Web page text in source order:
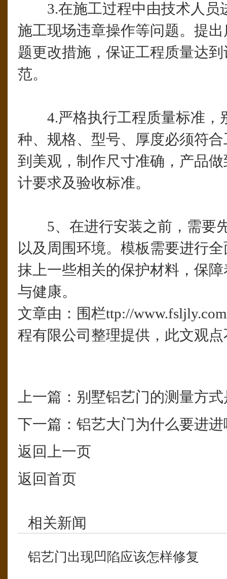
3.在施工过程中由技术人员
施工现场违章操作等问题。提
题更改措施，保证工程质量达
范。
4.严格执行工程质量标准，
种、规格、型号、厚度必须符
到美观，制作尺寸准确，产品
计要求及验收标准。
5、在进行安装之前，需要
以及周围环境。模板需要进行
抹上一些相关的保护材料，保
与健康。
文章由：围栏ttp://
程有限公司整理提供，此文观
上一篇： 别墅铝艺门的测量方
下一篇： 铝艺大门为什么要进
返回上一页
返回首页
相关新闻
铝艺门出现凹陷应该怎样修复